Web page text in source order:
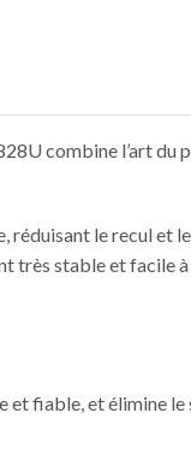
combine l’art du
le recul et
très stable et facile
fiable, et élimine le